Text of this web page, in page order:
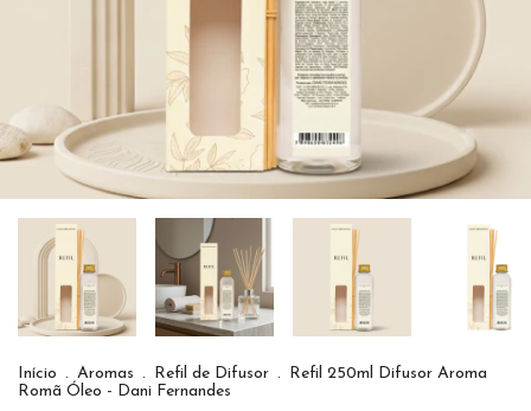
Início . Aromas . Refil de Difusor . Refil 250ml Difusor Aroma
Romã Óleo - Dani Fernandes